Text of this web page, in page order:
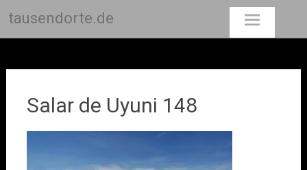
tausendorte.de
Salar de Uyuni 148